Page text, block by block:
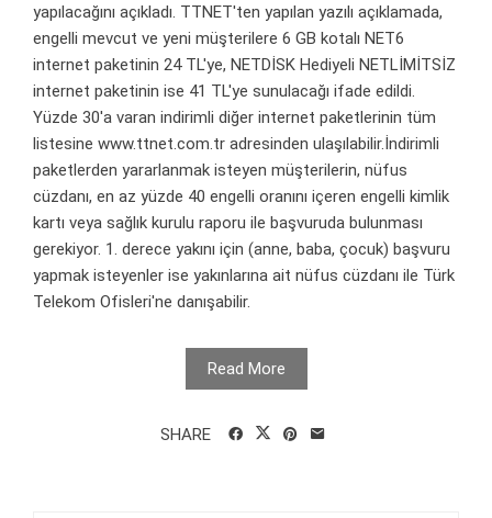
yapılacağını açıkladı. TTNET'ten yapılan yazılı açıklamada,
engelli mevcut ve yeni müşterilere 6 GB kotalı NET6
internet paketinin 24 TL'ye, NETDİSK Hediyeli NETLİMİTSİZ
internet paketinin ise 41 TL'ye sunulacağı ifade edildi.
Yüzde 30'a varan indirimli diğer internet paketlerinin tüm
listesine www.ttnet.com.tr adresinden ulaşılabilir.İndirimli
paketlerden yararlanmak isteyen müşterilerin, nüfus
cüzdanı, en az yüzde 40 engelli oranını içeren engelli kimlik
kartı veya sağlık kurulu raporu ile başvuruda bulunması
gerekiyor. 1. derece yakını için (anne, baba, çocuk) başvuru
yapmak isteyenler ise yakınlarına ait nüfus cüzdanı ile Türk
Telekom Ofisleri'ne danışabilir.
Read More
SHARE